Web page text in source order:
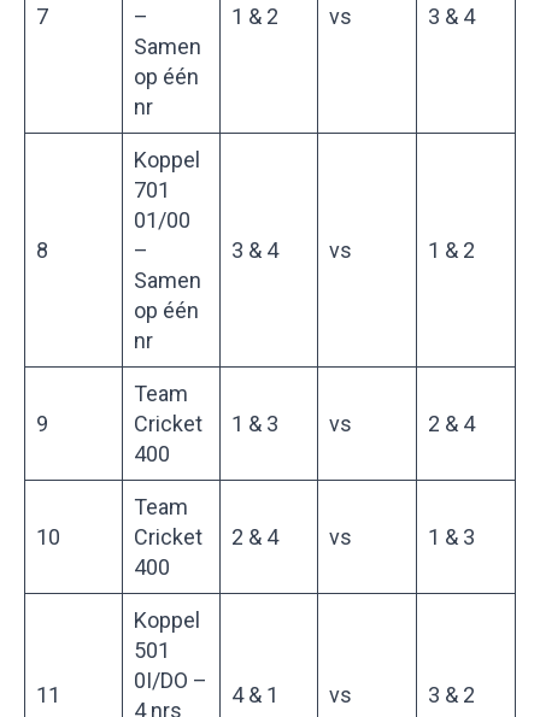
7
–
Samen
op één
nr
1 & 2 vs 3 & 4
8
Koppel
701
01/00
–
Samen
op één
nr
3 & 4 vs 1 & 2
9
Team
Cricket
400
1 & 3 vs 2 & 4
10
Team
Cricket
400
2 & 4 vs 1 & 3
11
Koppel
501
0I/DO –
4 nrs
4 & 1 vs 3 & 2